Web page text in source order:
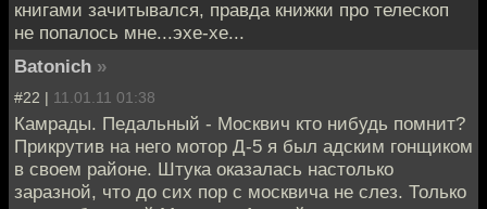
книгами зачитывался, правда книжки про телескоп
не попалось мне...эхе-хе...
Batonich »
#22 | 11.01.11 01:38
Камрады. Педальный - Москвич кто нибудь помнит?
Прикрутив на него мотор Д-5 я был адским гонщиком
в своем районе. Штука оказалась настолько
заразной, что до сих пор с москвича не слез. Только